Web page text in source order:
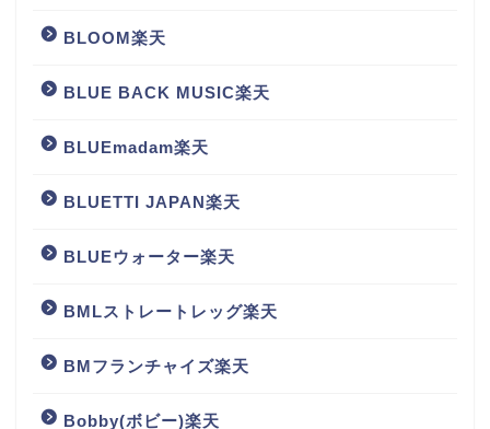
BLOOM楽天
BLUE BACK MUSIC楽天
BLUEmadam楽天
BLUETTI JAPAN楽天
BLUEウォーター楽天
BMLストレートレッグ楽天
BMフランチャイズ楽天
Bobby(ボビー)楽天